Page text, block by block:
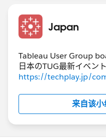
jp/events/handson-
基礎体験会：
に体感し、Viz作成
ます。
ータクリーニング
なるデータ準備の
バー管理者として
Japan
Tableau User Group
日本のTUG最新イベン
https://techplay.jp/
来自该